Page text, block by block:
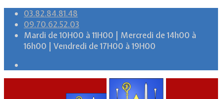
03.82.84.81.48
09.70.62.52.03
Mardi de 10H00 à 11H00 | Mercredi de 14h00 à
16h00 | Vendredi de 17H00 à 19H00